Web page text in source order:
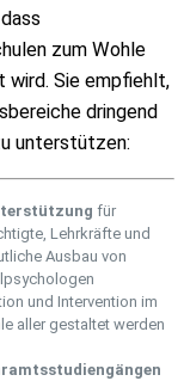
zum Wohle
Sie empfiehlt,
dringend
unterstützen:
für
Lehrkräfte und
Ausbau von
und Intervention im
aller gestaltet werden